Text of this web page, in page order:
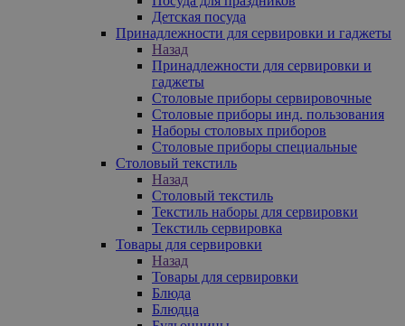
Детская посуда
Принадлежности для сервировки и гаджеты
Назад
Принадлежности для сервировки и
гаджеты
Столовые приборы сервировочные
Столовые приборы инд. пользования
Наборы столовых приборов
Столовые приборы специальные
Столовый текстиль
Назад
Столовый текстиль
Текстиль наборы для сервировки
Текстиль сервировка
Товары для сервировки
Назад
Товары для сервировки
Блюда
Блюдца